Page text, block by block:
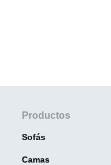
Productos
Sofás
Camas